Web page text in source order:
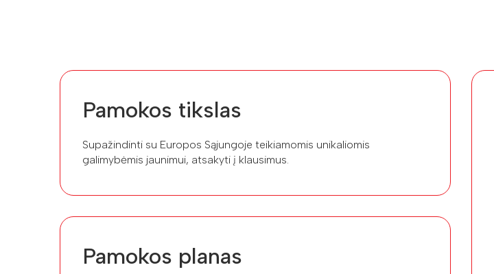
Pamokos tikslas
Supažindinti su Europos Sąjungoje teikiamomis unikaliomis
galimybėmis jaunimui, atsakyti į klausimus.
Pamokos planas